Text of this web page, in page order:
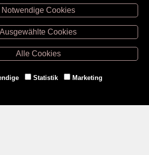
Öffnungszeiten
Retz -02942/20433
Hollabrunn -02952/30057
Eggenburg -02984/3836
Gmünd -
Notwendige Cookies
Ausgewählte Cookies
Alle Cookies
Statistik Marketing